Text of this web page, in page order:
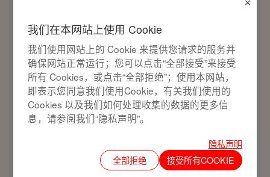
四、其他规划需知
考虑开关插座安装时，考虑地越周详越好，因为
如果规划安装合理，对于今后的生活将带来极大
的便利。除了考虑数量和位置外，最好还要考虑
我们在本网站上使用 Cookie
我们使用网站上的 Cookie 来提供您请求的服务并
确保网站正常运行；您可以点击“全部接受”来接受
所有 Cookies，或点击“全部拒绝”；使用本网站，
即表示您同意我们使用Cookie，有关我们使用的
Cookies 以及我们如何处理收集的数据的更多信
息，请参阅我们“隐私声明”。
隐私声明
全部拒绝
接受所有COOKIE